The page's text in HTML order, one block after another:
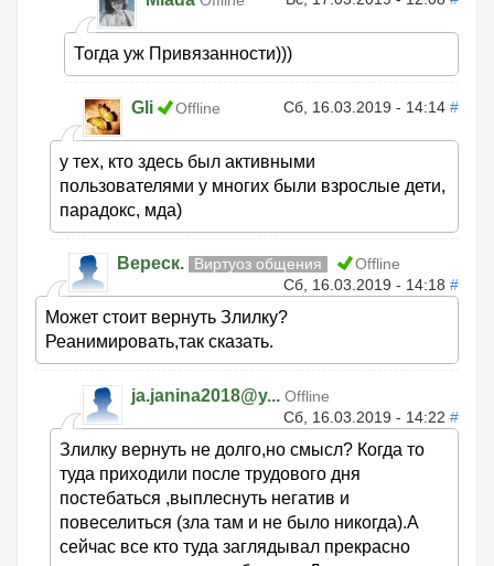
Тогда уж Привязанности)))
Gli Offline Сб, 16.03.2019 - 14:14 #
у тех, кто здесь был активными
пользователями у многих были взрослые дети,
парадокс, мда)
Вереск. Виртуоз общения
Offline
Сб, 16.03.2019 - 14:18 #
Может стоит вернуть Злилку?
Реанимировать,так сказать.
ja.janina2018@y... Offline
Сб, 16.03.2019 - 14:22 #
Злилку вернуть не долго,но смысл? Когда то
туда приходили после трудового дня
постебаться ,выплеснуть негатив и
повеселиться (зла там и не было никогда).А
сейчас все кто туда заглядывал прекрасно